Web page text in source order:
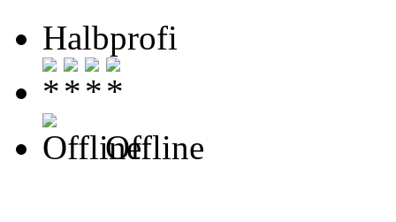
Halbprofi
Offline